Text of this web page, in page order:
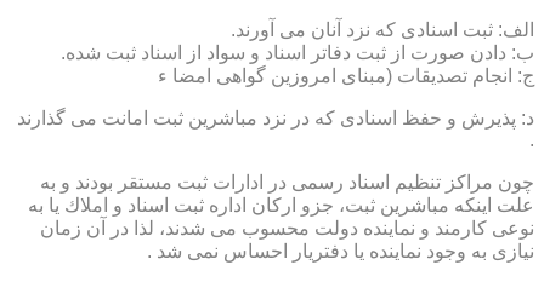
الف: ثبت اسنادی كه نزد آنان می آورند.
ب: دادن صورت از ثبت دفاتر اسناد و سواد از اسناد ثبت شده.
ج: انجام تصدیقات (مبنای امروزین گواهی امضا ء
د: پذیرش و حفظ اسنادی كه در نزد مباشرین ثبت امانت می گذارند
.
چون مراكز تنظیم اسناد رسمی در ادارات ثبت مستقر بودند و به
علت اینكه مباشرین ثبت، جزو اركان اداره ثبت اسناد و املاك یا به
نوعی كارمند و نماینده دولت محسوب می شدند، لذا در آن زمان
نیازی به وجود نماینده یا دفتریار احساس نمی شد .